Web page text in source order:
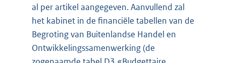
al per artikel aangegeven. Aanvullend zal
het kabinet in de financiële tabellen van de
Begroting van Buitenlandse Handel en
Ontwikkelingssamenwerking (de